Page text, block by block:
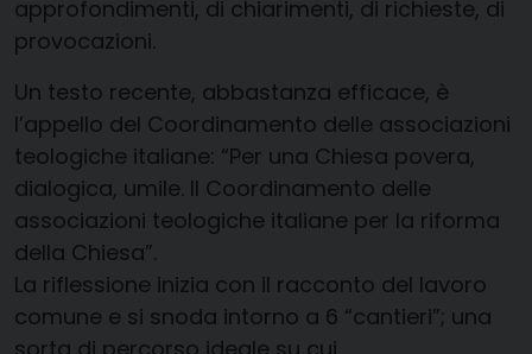
approfondimenti, di chiarimenti, di richieste, di
provocazioni.
Un testo recente, abbastanza efficace, è
l’appello del Coordinamento delle associazioni
teologiche italiane: “Per una Chiesa povera,
dialogica, umile. Il Coordinamento delle
associazioni teologiche italiane per la riforma
della Chiesa”.
La riflessione inizia con il racconto del lavoro
comune e si snoda intorno a 6 “cantieri”; una